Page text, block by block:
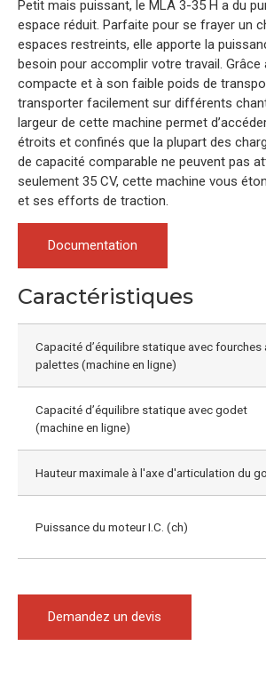
Petit mais puissant, le MLA 3-35 H a du
espace réduit. Parfaite pour se frayer un
espaces restreints, elle apporte la
besoin pour accomplir votre travail. Grâce
compacte et à son faible poids de
transporter facilement sur différents
largeur de cette machine permet
étroits et confinés que la plupart des
de capacité comparable ne peuvent pas
seulement 35 CV, cette machine vous
et ses efforts de traction.
Documentation
Caractéristiques
Capacité d’équilibre statique avec fourches
palettes (machine en ligne)
Capacité d’équilibre statique avec godet
(machine en ligne)
Hauteur maximale à l'axe d'articulation du
Puissance du moteur I.C. (ch)
Demandez un devis